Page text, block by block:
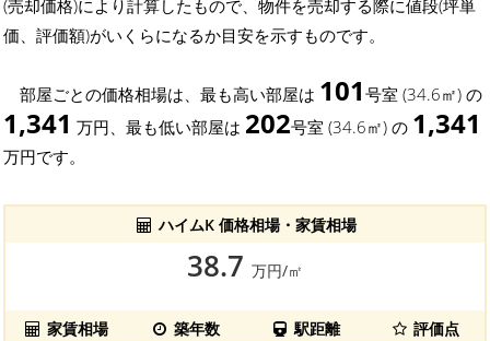
(売却価格)により計算したもので、物件を売却する際に値段(坪単
価、評価額)がいくらになるか目安を示すものです。
部屋ごとの価格相場は、最も高い部屋は 101 号室 (34.6㎡) の
1,341 万円、最も低い部屋は 202号室 (34.6㎡) の 1,341
万円です。
ハイムK 価格相場・家賃相場
38.7 万円/㎡
家賃相場 築年数 駅距離 評価点